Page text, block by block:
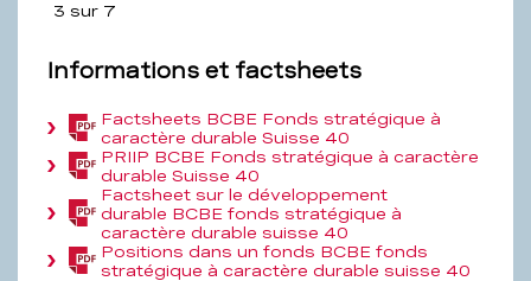
3 sur 7
Informations et factsheets
Factsheets BCBE Fonds stratégique à
caractère durable Suisse 40
(PDF,
535,9
KB)
PRIIP BCBE Fonds stratégique à caractère
durable Suisse 40
(PDF,
161,7
KB)
Factsheet sur le développement
durable BCBE fonds stratégique à
caractère durable suisse 40
(PDF,
193,9
KB) Positions dans un fonds BCBE fonds
stratégique à caractère durable suisse 40
(PDF,